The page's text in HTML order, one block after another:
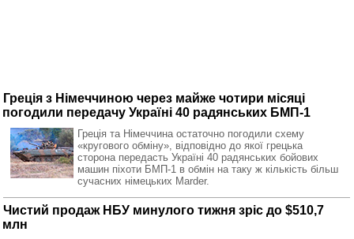
Греція з Німеччиною через майже чотири місяці
погодили передачу Україні 40 радянських БМП-1
Греція та Німеччина остаточно погодили схему
«кругового обміну», відповідно до якої грецька
сторона передасть Україні 40 радянських бойових
машин піхоти БМП-1 в обмін на таку ж кількість більш
сучасних німецьких Marder.
Чистий продаж НБУ минулого тижня зріс до $510,7
млн